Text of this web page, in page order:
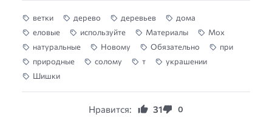
ветки дерево деревьев
дома
еловые
используйте Материалы
Мох
натуральные
Новому Обязательно
при
природные
солому т
украшении
Шишки
Нравится: 31 0